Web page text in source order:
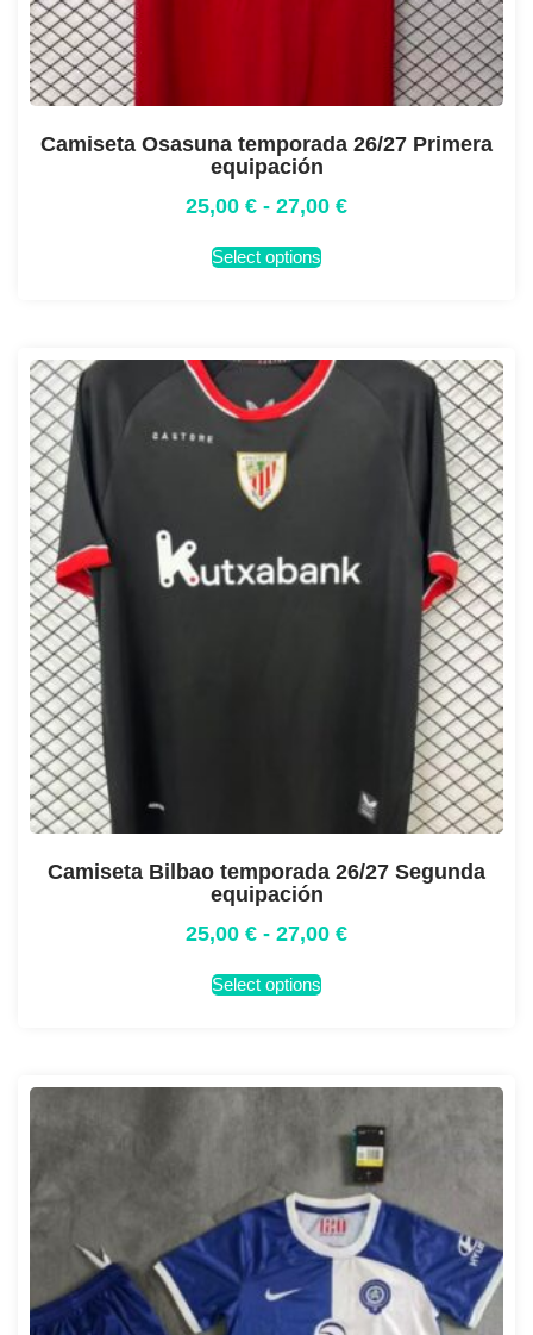
Camiseta Osasuna temporada 26/27 Primera
equipación
25,00 € - 27,00 €
Select options
Camiseta Bilbao temporada 26/27 Segunda
equipación
25,00 € - 27,00 €
Select options